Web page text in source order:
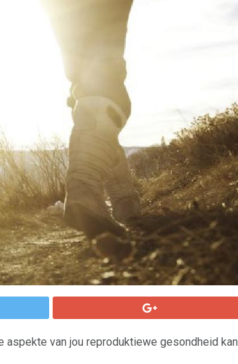
van jou reproduktiewe gesondheid kan